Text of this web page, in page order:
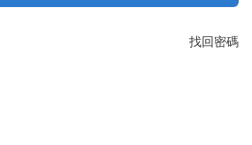
找回密碼